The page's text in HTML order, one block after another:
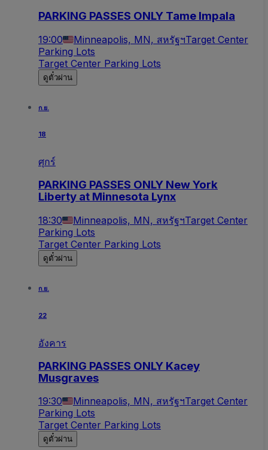
PARKING PASSES ONLY Tame Impala
19:00 Minneapolis, MN, สหรัฐฯTarget Center
Parking Lots
Target Center Parking Lots
ดูตั๋วผ่าน
ก.ย.
18
ศุกร์
PARKING PASSES ONLY New York
Liberty at Minnesota Lynx
18:30 Minneapolis, MN, สหรัฐฯTarget Center
Parking Lots
Target Center Parking Lots
ดูตั๋วผ่าน
ก.ย.
22
อังคาร
PARKING PASSES ONLY Kacey
Musgraves
19:30 Minneapolis, MN, สหรัฐฯTarget Center
Parking Lots
Target Center Parking Lots
ดูตั๋วผ่าน